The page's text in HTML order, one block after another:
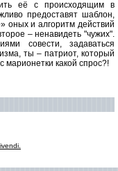
её с происходящим в
предоставят шаблон,
оных и алгоритм действий
– ненавидеть "чужих".
совести, задаваться
ты – патриот, который
марионетки какой спрос?!